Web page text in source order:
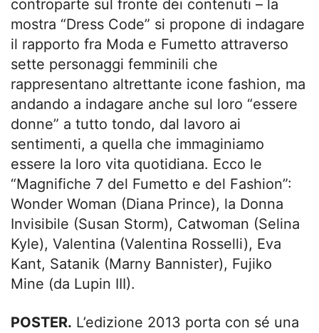
controparte sul fronte dei contenuti – la
mostra “Dress Code” si propone di indagare
il rapporto fra Moda e Fumetto attraverso
sette personaggi femminili che
rappresentano altrettante icone fashion, ma
andando a indagare anche sul loro “essere
donne” a tutto tondo, dal lavoro ai
sentimenti, a quella che immaginiamo
essere la loro vita quotidiana. Ecco le
“Magnifiche 7 del Fumetto e del Fashion”:
Wonder Woman (Diana Prince), la Donna
Invisibile (Susan Storm), Catwoman (Selina
Kyle), Valentina (Valentina Rosselli), Eva
Kant, Satanik (Marny Bannister), Fujiko
Mine (da Lupin III).
POSTER. L’edizione 2013 porta con sé una